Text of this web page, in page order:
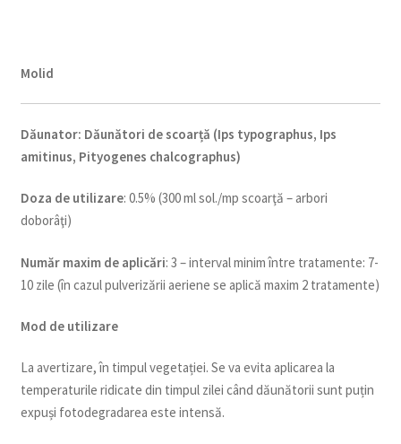
Molid
Dăunator: Dăunători de scoarță (Ips typographus, Ips
amitinus, Pityogenes chalcographus)
Doza de utilizare: 0.5% (300 ml sol./mp scoarţă – arbori
doborâţi)
Număr maxim de aplicări: 3 – interval minim între tratamente: 7-
10 zile (în cazul pulverizării aeriene se aplică maxim 2 tratamente)
Mod de utilizare
La avertizare, în timpul vegetației. Se va evita aplicarea la
temperaturile ridicate din timpul zilei când dăunătorii sunt puțin
expuși fotodegradarea este intensă.